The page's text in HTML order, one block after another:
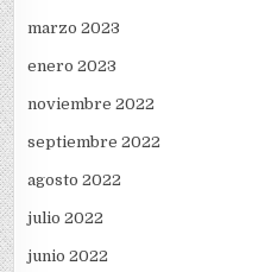
marzo 2023
enero 2023
noviembre 2022
septiembre 2022
agosto 2022
julio 2022
junio 2022